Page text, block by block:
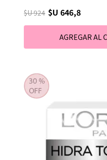
$U 924 $U 646,8